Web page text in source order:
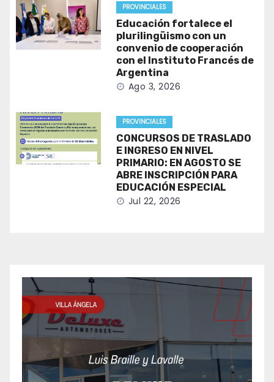
PROVINCIALES
Educación fortalece el
plurilingüismo con un
convenio de cooperación
con el Instituto Francés de
Argentina
Ago 3, 2026
PROVINCIALES
CONCURSOS DE TRASLADO
E INGRESO EN NIVEL
PRIMARIO: EN AGOSTO SE
ABRE INSCRIPCIÓN PARA
EDUCACIÓN ESPECIAL
Jul 22, 2026